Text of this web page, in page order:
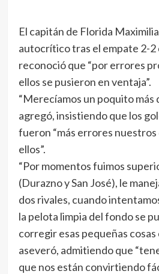
El capitán de Florida
autocrítico tras el empate 2-2
reconoció que “por errores
ellos se pusieron en ventaja”.
“Merecíamos un poquito más
agregó, insistiendo que los
fueron “más errores
ellos”.
“Por momentos fuimos
(Durazno y San José), le
dos rivales, cuando
la pelota limpia del fondo se
corregir esas pequeñas cosas
aseveró, admitiendo que
que nos están convirtiendo